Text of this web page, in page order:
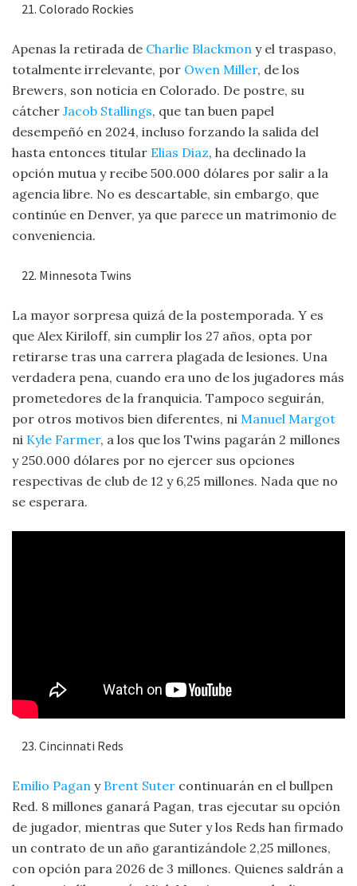
Colorado Rockies
Apenas la retirada de Charlie Blackmon y el traspaso,
totalmente irrelevante, por Owen Miller, de los
Brewers, son noticia en Colorado. De postre, su
cátcher Jacob Stallings, que tan buen papel
desempeñó en 2024, incluso forzando la salida del
hasta entonces titular Elias Diaz, ha declinado la
opción mutua y recibe 500.000 dólares por salir a la
agencia libre. No es descartable, sin embargo, que
continúe en Denver, ya que parece un matrimonio de
conveniencia.
Minnesota Twins
La mayor sorpresa quizá de la postemporada. Y es
que Alex Kiriloff, sin cumplir los 27 años, opta por
retirarse tras una carrera plagada de lesiones. Una
verdadera pena, cuando era uno de los jugadores más
prometedores de la franquicia. Tampoco seguirán,
por otros motivos bien diferentes, ni Manuel Margot
ni Kyle Farmer, a los que los Twins pagarán 2 millones
y 250.000 dólares por no ejercer sus opciones
respectivas de club de 12 y 6,25 millones. Nada que no
se esperara.
Cincinnati Reds
Emilio Pagan y Brent Suter continuarán en el bullpen
Red. 8 millones ganará Pagan, tras ejecutar su opción
de jugador, mientras que Suter y los Reds han firmado
un contrato de un año garantizándole 2,25 millones,
con opción para 2026 de 3 millones. Quienes saldrán a